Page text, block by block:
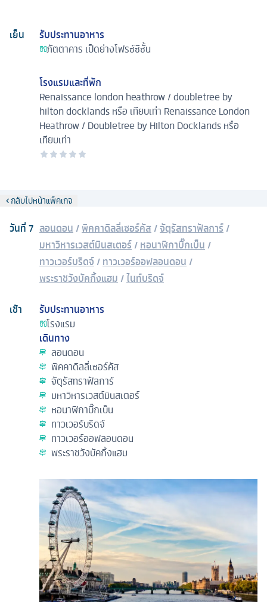
เย็น
รับประทานอาหาร
ภัตตาคาร เป็ดย่างโฟรซ์ซีซั้น
โรงแรมและที่พัก
Renaissance london heathrow / doubletree by
hilton docklands หรือ เทียบเท่า Renaissance London
Heathrow / Doubletree by Hilton Docklands หรือ
เทียบเท่า
กลับไปหน้าแพ็คเกจ
วันที่7 ลอนดอน /พิคคาดิลลี่เซอร์คัส/จัตุรัสทราฟัลการ์/
มหาวิหารเวสต์มินสเตอร์/หอนาฬิกาบิ๊กเบ็น /
ทาวเวอร์บริดจ์/ทาวเวอร์ออฟลอนดอน /
พระราชวังบัคกิ้งแฮม /ไนท์บริดจ์
เช้า
รับประทานอาหาร
โรงแรม
เดินทาง
ลอนดอน
พิคคาดิลลี่เซอร์คัส
จัตุรัสทราฟัลการ์
มหาวิหารเวสต์มินสเตอร์
หอนาฬิกาบิ๊กเบ็น
ทาวเวอร์บริดจ์
ทาวเวอร์ออฟลอนดอน
พระราชวังบัคกิ้งแฮม